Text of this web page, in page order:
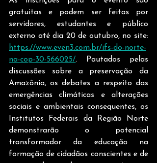
gratuitas e podem ser feitas por
servidores, estudantes e público
https://www.even3.com.br/ifs-do-norte-
na-cop-30-566025/. Pautados pelas
discussões sobre a preservação da
Amazônia, os debates a respeito das
emergências climáticas e alterações
sociais e ambientais consequentes, os
Institutos Federais da Região Norte
demonstrarão o potencial
transformador da educação na
formação de cidadãos conscientes e de